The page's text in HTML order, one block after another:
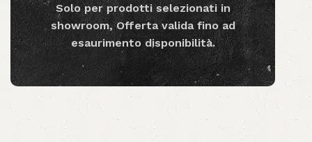
Solo per prodotti selezionati in
showroom, Offerta valida fino ad
esaurimento disponibilità.